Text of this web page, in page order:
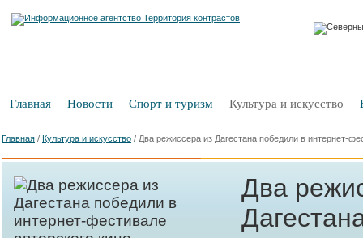
Главная Новости Спорт и туризм Культура и искусство
Главная / Культура и искусство / Два режиссера из Дагестана победили в интернет-
Два